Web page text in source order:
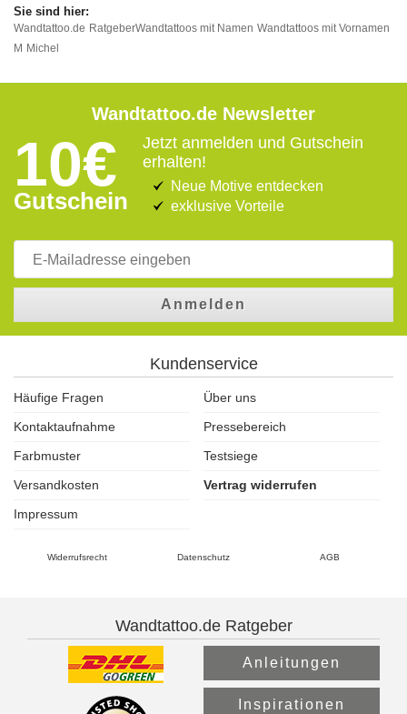
Wandtattoo.de RatgeberWandtattoos mit Namen Wandtattoos mit Vornamen
M Michel
Wandtattoo.de Newsletter
10€
Gutschein
Jetzt anmelden und Gutschein
erhalten!
Neue Motive entdecken
exklusive Vorteile
Anmelden
Kundenservice
Häufige Fragen
Über uns
Kontaktaufnahme
Pressebereich
Farbmuster
Testsiege
Versandkosten
Vertrag widerrufen
Impressum
Widerrufsrecht Datenschutz AGB
Wandtattoo.de Ratgeber
Anleitungen
Inspirationen